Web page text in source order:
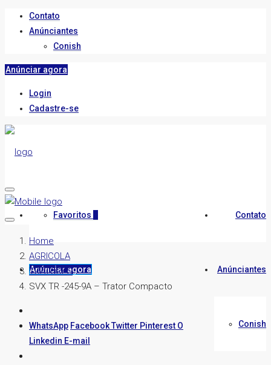
Contato
Anúnciantes
Conish
Anúnciar agora
Login
Cadastre-se
Contato
Anúnciantes
Conish
Favoritos
Anúnciar agora
Home
AGRICOLA
TRATORES
SVX TR -245-9A – Trator Compacto
WhatsApp FacebookTwitter Pinterest O
Linkedin E-mail